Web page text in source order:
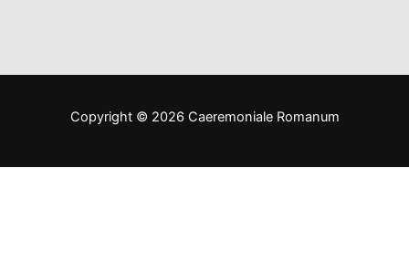
Copyright © 2026 Caeremoniale Romanum